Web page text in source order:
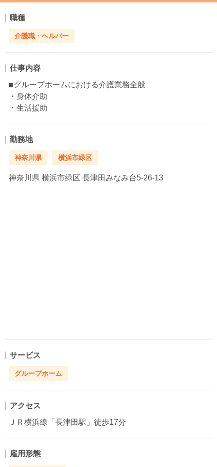
職種
介護職・ヘルパー
仕事内容
■グループホームにおける介護業務全般
・身体介助
・生活援助
勤務地
神奈川県 横浜市緑区
神奈川県 横浜市緑区 長津田みなみ台5-26-13
サービス
グループホーム
アクセス
ＪＲ横浜線「長津田駅」徒歩17分
雇用形態